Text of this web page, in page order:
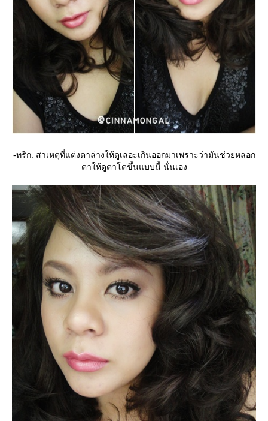
-ทริก: สาเหตุที่แต่งตาล่างให้ดูเลอะเกินออกมาเพราะว่ามันช่วยหลอก
ตาให้ดูตาโตขึ้นแบบนี้ นั่นเอง